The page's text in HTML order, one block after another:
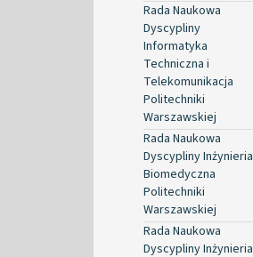
Rada Naukowa
Dyscypliny
Informatyka
Techniczna i
Telekomunikacja
Politechniki
Warszawskiej
Rada Naukowa
Dyscypliny Inżynieria
Biomedyczna
Politechniki
Warszawskiej
Rada Naukowa
Dyscypliny Inżynieria